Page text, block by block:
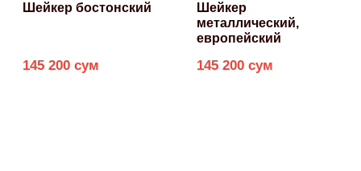
Шейкер бостонский
145 200 сум
Шейкер
металлический,
европейский
145 200 сум